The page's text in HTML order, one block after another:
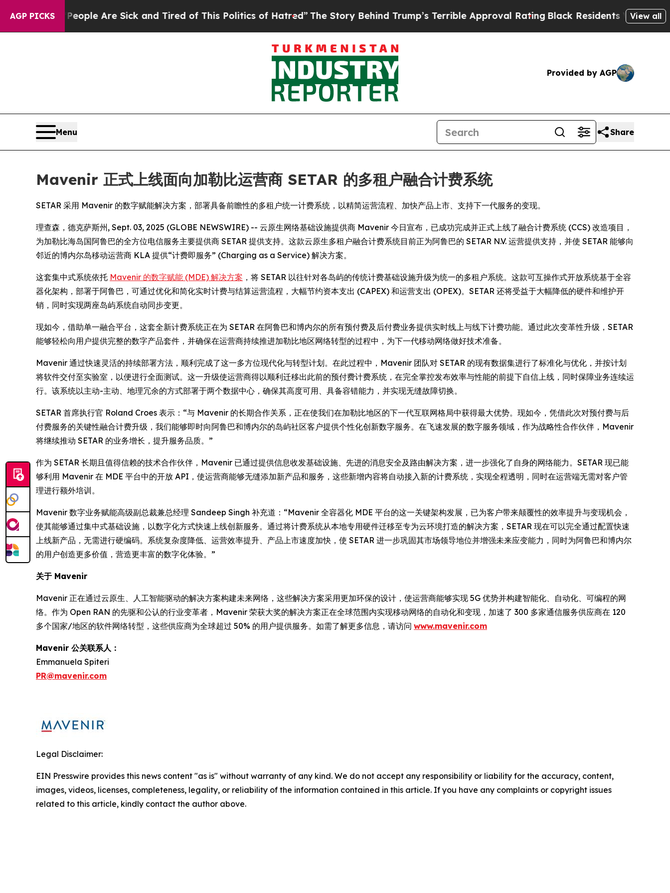
AGP PICKS
Win: “People Are Sick and Tired of This Politics of Hatred”The Story Behind Trump’s Terrible Approval Rating Black Residents Warned ofView all
Provided by AGP
Menu Share
Mavenir 正式上线面向加勒比运营商 SETAR 的多租户融合计费系统
SETAR 采用 Mavenir 的数字赋能解决方案，部署具备前瞻性的多租户统一计费系统，以精简运营流程、加快产品上市、支持下一代服务的变现。
理查森，德克萨斯州, Sept. 03, 2025 (GLOBE NEWSWIRE) -- 云原生网络基础设施提供商 Mavenir 今日宣布，已成功完成并正式上线了融合计费系统 (CCS) 改造项目，
为加勒比海岛国阿鲁巴的全方位电信服务主要提供商 SETAR 提供支持。这款云原生多租户融合计费系统目前正为阿鲁巴的 SETAR N.V. 运营提供支持，并使 SETAR 能够向
邻近的博内尔岛移动运营商 KLA 提供“计费即服务” (Charging as a Service) 解决方案。
这套集中式系统依托 Mavenir 的数字赋能 (MDE) 解决方案 ，将 SETAR 以往针对各岛屿的传统计费基础设施升级为统一的多租户系统。这款可互操作式开放系统基于全容
器化架构，部署于阿鲁巴，可通过优化和简化实时计费与结算运营流程，大幅节约资本支出 (CAPEX) 和运营支出 (OPEX)。SETAR 还将受益于大幅降低的硬件和维护开
销，同时实现两座岛屿系统自动同步变更。
现如今，借助单一融合平台，这套全新计费系统正在为 SETAR 在阿鲁巴和博内尔的所有预付费及后付费业务提供实时线上与线下计费功能。通过此次变革性升级，SETAR
能够轻松向用户提供完整的数字产品套件，并确保在运营商持续推进加勒比地区网络转型的过程中，为下一代移动网络做好技术准备。
Mavenir 通过快速灵活的持续部署方法，顺利完成了这一多方位现代化与转型计划。在此过程中，Mavenir 团队对 SETAR 的现有数据集进行了标准化与优化，并按计划
将软件交付至实验室，以便进行全面测试。这一升级使运营商得以顺利迁移出此前的预付费计费系统，在完全掌控发布效率与性能的前提下自信上线，同时保障业务连续运
行。该系统以主动-主动、地理冗余的方式部署于两个数据中心，确保其高度可用、具备容错能力，并实现无缝故障切换。
SETAR 首席执行官 Roland Croes 表示：“与 Mavenir 的长期合作关系，正在使我们在加勒比地区的下一代互联网格局中获得最大优势。现如今，凭借此次对预付费与后
付费服务的关键性融合计费升级，我们能够即时向阿鲁巴和博内尔的岛屿社区客户提供个性化创新数字服务。在飞速发展的数字服务领域，作为战略性合作伙伴，Mavenir
将继续推动 SETAR 的业务增长，提升服务品质。”
作为 SETAR 长期且值得信赖的技术合作伙伴，Mavenir 已通过提供信息收发基础设施、先进的消息安全及路由解决方案，进一步强化了自身的网络能力。SETAR 现已能
够利用 Mavenir 在 MDE 平台中的开放 API，使运营商能够无缝添加新产品和服务，这些新增内容将自动接入新的计费系统，实现全程透明，同时在运营端无需对客户管
理进行额外培训。
Mavenir 数字业务赋能高级副总裁兼总经理 Sandeep Singh 补充道：“Mavenir 全容器化 MDE 平台的这一关键架构发展，已为客户带来颠覆性的效率提升与变现机会，
使其能够通过集中式基础设施，以数字化方式快速上线创新服务。通过将计费系统从本地专用硬件迁移至专为云环境打造的解决方案，SETAR 现在可以完全通过配置快速
上线新产品，无需进行硬编码。系统复杂度降低、运营效率提升、产品上市速度加快，使 SETAR 进一步巩固其市场领导地位并增强未来应变能力，同时为阿鲁巴和博内尔
的用户创造更多价值，营造更丰富的数字化体验。”
关于 Mavenir
Mavenir 正在通过云原生、人工智能驱动的解决方案构建未来网络，这些解决方案采用更加环保的设计，使运营商能够实现 5G 优势并构建智能化、自动化、可编程的网
络。作为 Open RAN 的先驱和公认的行业变革者，Mavenir 荣获大奖的解决方案正在全球范围内实现移动网络的自动化和变现，加速了 300 多家通信服务供应商在 120
多个国家/地区的软件网络转型，这些供应商为全球超过 50% 的用户提供服务。如需了解更多信息，请访问 www.mavenir.com
Mavenir 公关联系人：
Emmanuela Spiteri
PR@mavenir.com
Legal Disclaimer:
EIN Presswire provides this news content "as is" without warranty of any kind. We do not accept any responsibility or liability for the accuracy, content,
images, videos, licenses, completeness, legality, or reliability of the information contained in this article. If you have any complaints or copyright issues
related to this article, kindly contact the author above.